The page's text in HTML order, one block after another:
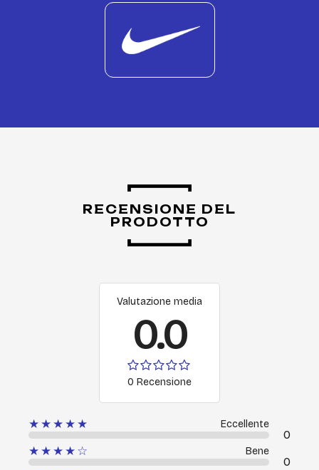
RECENSIONE DEL
PRODOTTO
Valutazione media
0.0
0 Recensione
★★★★★ Eccellente
0
★★★★☆
Bene
0